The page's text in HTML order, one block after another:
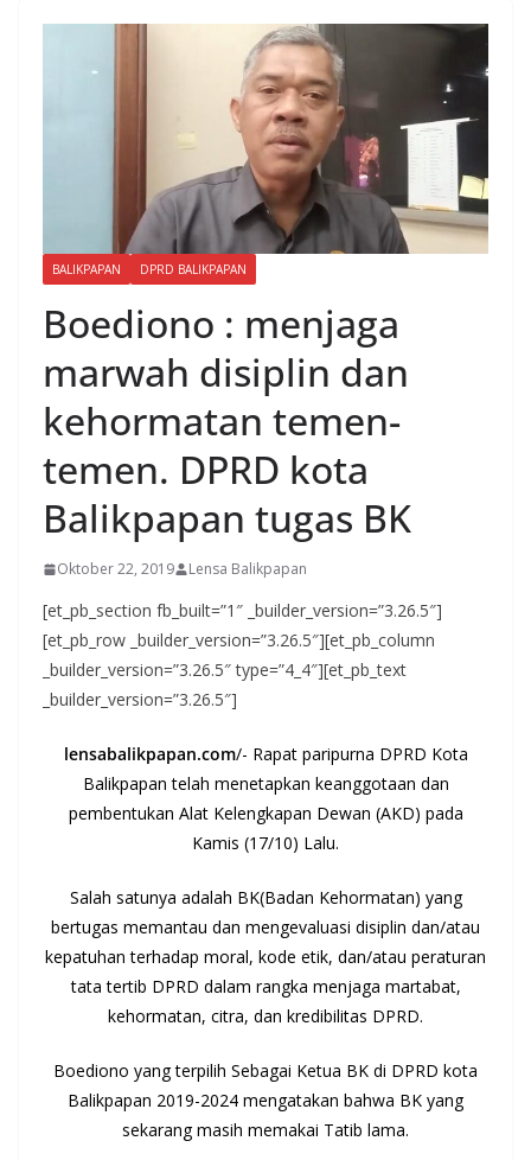
BALIKPAPAN DPRD BALIKPAPAN
Boediono : menjaga
marwah disiplin dan
kehormatan temen-
temen. DPRD kota
Balikpapan tugas BK
Oktober 22, 2019 Lensa Balikpapan
[et_pb_section fb_built=”1″ _builder_version=”3.26.5″]
[et_pb_row _builder_version=”3.26.5″][et_pb_column
_builder_version=”3.26.5″ type=”4_4″][et_pb_text
_builder_version=”3.26.5″]
lensabalikpapan.com/- Rapat paripurna DPRD Kota
Balikpapan telah menetapkan keanggotaan dan
pembentukan Alat Kelengkapan Dewan (AKD) pada
Kamis (17/10) Lalu.
Salah satunya adalah BK(Badan Kehormatan) yang
bertugas memantau dan mengevaluasi disiplin dan/atau
kepatuhan terhadap moral, kode etik, dan/atau peraturan
tata tertib DPRD dalam rangka menjaga martabat,
kehormatan, citra, dan kredibilitas DPRD.
Boediono yang terpilih Sebagai Ketua BK di DPRD kota
Balikpapan 2019-2024 mengatakan bahwa BK yang
sekarang masih memakai Tatib lama.